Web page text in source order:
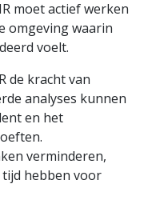
moet actief werken
omgeving waarin
voelt.
de kracht van
analyses kunnen
en het
verminderen,
hebben voor